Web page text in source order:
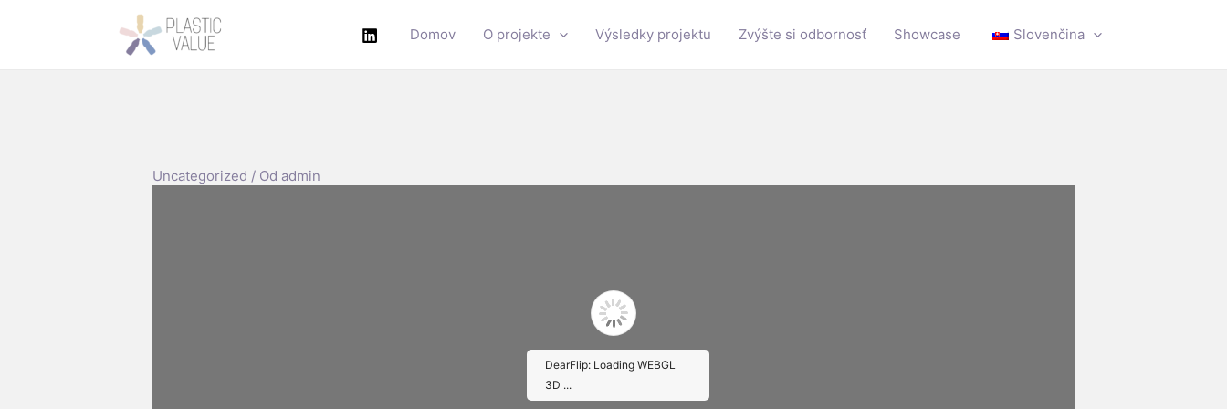
Domov O projekte Výsledky projektu Zvýšte si odbornosť Showcase Slovenčina
Uncategorized / Od admin
DearFlip: Loading WEBGL
3D ...